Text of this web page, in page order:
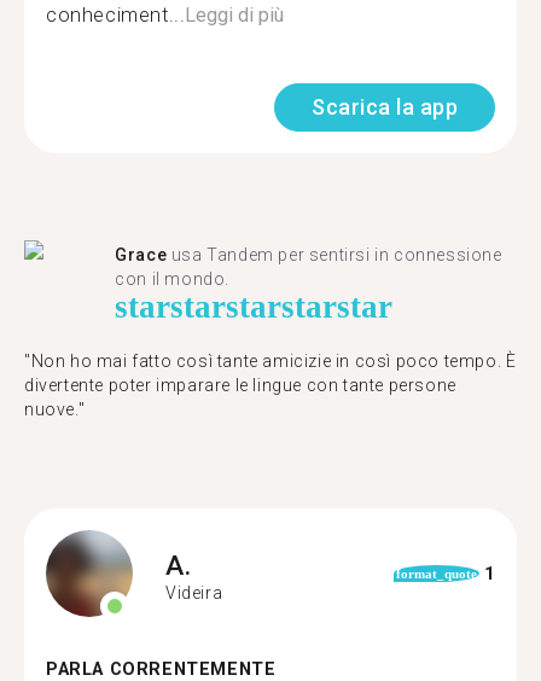
conheciment...Leggi di più
Scarica la app
Grace usa Tandem per sentirsi in connessione
con il mondo.
starstarstarstarstar
"Non ho mai fatto così tante amicizie in così poco tempo. È
divertente poter imparare le lingue con tante persone
nuove."
A.
Videira
format_quote 1
PARLA CORRENTEMENTE